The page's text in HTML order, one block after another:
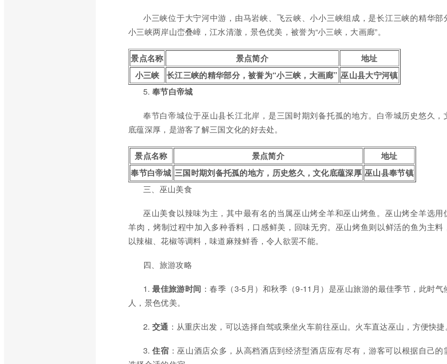
小三峡位于大宁河中游，由马岩峡、飞云峡、小小三峡组成，是长江三峡的精华部
小三峡两岸山峦叠嶂，江水清澈，景色优美，被誉为“小三峡，大画廊”。
景点名称 景点简介
地址
小三峡
长江三峡的精华部分，被誉为“小三峡，大画廊” 巫山县大宁河镇
5. 奉节白帝城
奉节白帝城位于巫山县长江北岸，是三国时期刘备托孤的地方。白帝城历史悠久，
底蕴深厚，是游客了解三国文化的好去处。
景点名称 景点简介
地址
奉节白帝城 三国时期刘备托孤的地方，历史悠久，文化底蕴深厚 巫山县奉节镇
三、巫山美食
巫山美食以辣味为主，其中最有名的当属巫山烤全羊和巫山烤鱼。巫山烤全羊选用
羊肉，烤制过程中加入多种香料，口感鲜美，回味无穷。巫山烤鱼则以鲜活的鱼为主料
以辣椒、花椒等调料，味道麻辣鲜香，令人欲罢不能。
四、旅游攻略
1.最佳旅游时间 ：春季（3-5月）和秋季（9-11月）是巫山旅游的最佳季节，此时气
人，景色优美。
2. 交通 ：从重庆出发，可以选择自驾或乘坐火车前往巫山。火车直达巫山，方便快捷。
3.住宿 ：巫山酒店众多，从高档酒店到经济型酒店应有尽有，游客可以根据自己的